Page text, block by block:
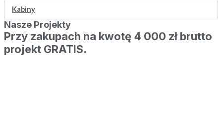
Kabiny
Nasze Projekty
Przy zakupach na kwotę 4 000 zł brutto
projekt GRATIS.